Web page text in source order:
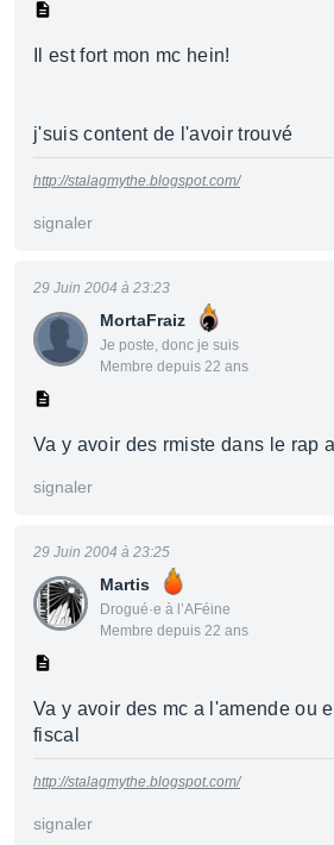
Il est fort mon mc hein!
j'suis content de l'avoir trouvé
http://stalagmythe.blogspot.com/
signaler
MortaFraiz
Je poste, donc je suis
Membre depuis 22 ans
29 Juin 2004 à 23:23
Va y avoir des rmiste dans le rap
signaler
Martis
Drogué·e à l’AFéine
Membre depuis 22 ans
29 Juin 2004 à 23:25
Va y avoir des mc a l'amende ou
fiscal
http://stalagmythe.blogspot.com/
signaler